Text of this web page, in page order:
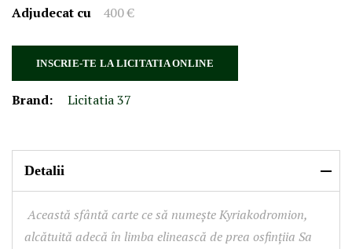
Adjudecat cu
400 €
INSCRIE-TE LA LICITATIA ONLINE
Brand: Licitatia 37
Detalii
Această sfântă carte ce să numeşte Kyriakodromion,
alcătuită adecă în limba elinească de prea osfințiia Sa